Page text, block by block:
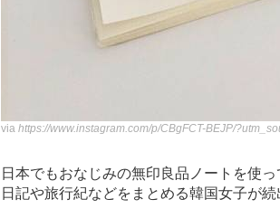
via https://www.instagram.com/p/CBgFCT-BEJP/
日本でもおなじみの無印良品ノートを使っ
日記や旅行紀などをまとめる韓国女子が続